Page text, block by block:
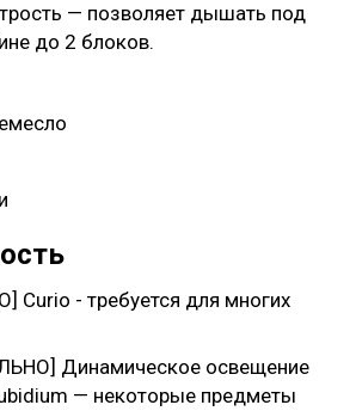
— позволяет дышать под
до 2 блоков.
Curio - требуется для многих
Динамическое освещение
— некоторые предметы